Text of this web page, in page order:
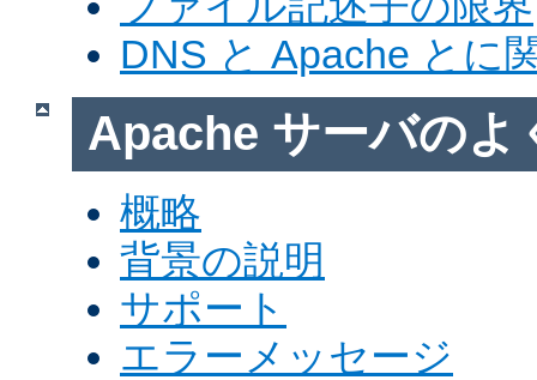
DNS と Apache とに
Apache サーバのよ
概略
背景の説明
サポート
エラーメッセージ